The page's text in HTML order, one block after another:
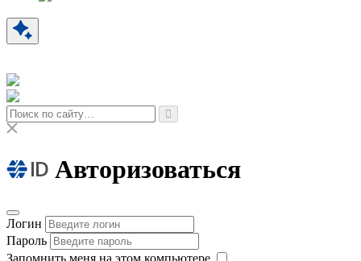
Авторизоваться
Логин
Пароль